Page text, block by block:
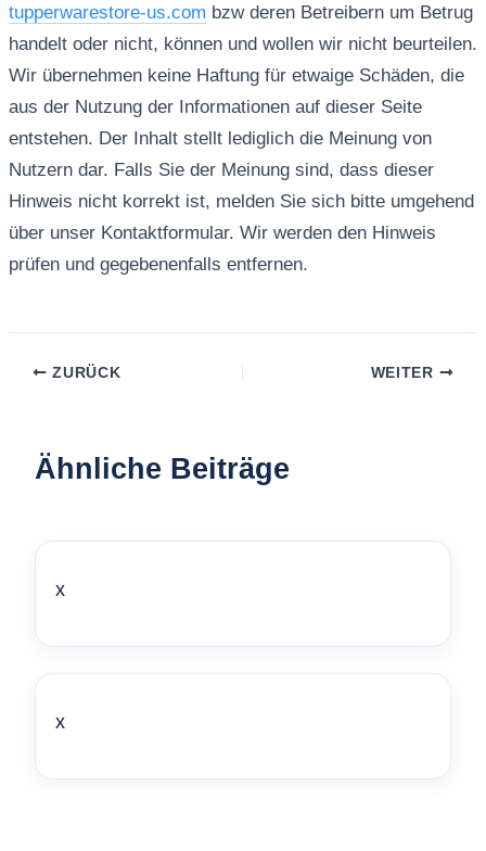
tupperwarestore-us.com bzw deren Betreibern um Betrug
handelt oder nicht, können und wollen wir nicht beurteilen.
Wir übernehmen keine Haftung für etwaige Schäden, die
aus der Nutzung der Informationen auf dieser Seite
entstehen. Der Inhalt stellt lediglich die Meinung von
Nutzern dar. Falls Sie der Meinung sind, dass dieser
Hinweis nicht korrekt ist, melden Sie sich bitte umgehend
über unser Kontaktformular. Wir werden den Hinweis
prüfen und gegebenenfalls entfernen.
ZURÜCK WEITER
Ähnliche Beiträge
x
x